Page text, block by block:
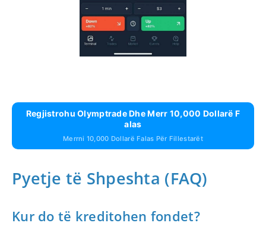
Regjistrohu Olymptrade Dhe Merr 10,000 Dollarë F
Alas
Merrni 10,000 Dollarë Falas Për Fillestarët
Pyetje të Shpeshta (FAQ)
Kur do të kreditohen fondet?